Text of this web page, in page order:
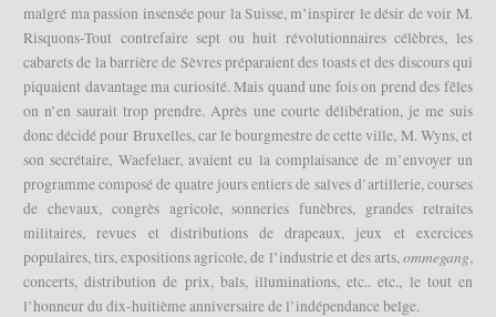
malgré ma passion insensée pour la Suisse, m’inspirer le désir de voir M.
Risquons-Tout contrefaire sept ou huit révolutionnaires célèbres, les
cabarets de la barrière de Sèvres préparaient des toasts et des discours qui
piquaient davantage ma curiosité. Mais quand une fois on prend des fêles
on n’en saurait trop prendre. Après une courte délibération, je me suis
donc décidé pour Bruxelles, car le bourgmestre de cette ville, M. Wyns, et
son secrétaire, Waefelaer, avaient eu la complaisance de m’envoyer un
programme composé de quatre jours entiers de salves d’artillerie, courses
de chevaux, congrès agricole, sonneries funèbres, grandes retraites
militaires, revues et distributions de drapeaux, jeux et exercices
populaires, tirs, expositions agricole, de l’industrie et des arts,ommegang,
concerts, distribution de prix, bals, illuminations, etc.. etc., le tout en
l’honneur du dix-huitième anniversaire de l’indépendance belge.